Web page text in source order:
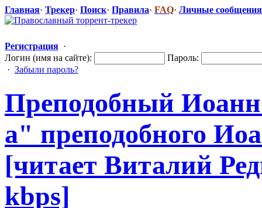
Главная· Трекер· Поиск· Правила· FAQ· Личные сообщения
Регистрация ·
Логин (имя на сайте):
Пароль:
· Забыли пароль?
Преподобный
а" преподобного
[читает Виталий
kbps]